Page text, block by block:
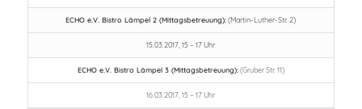
ECHO e.V. Bistro Lämpel 2 (Mittagsbetreuung):(Martin-Luther-Str. 2)
15.03.2017, 15 – 17 Uhr
ECHO e.V. Bistro Lämpel 3 (Mittagsbetreuung):(Gruber Str. 11)
16.03.2017, 15 – 17 Uhr